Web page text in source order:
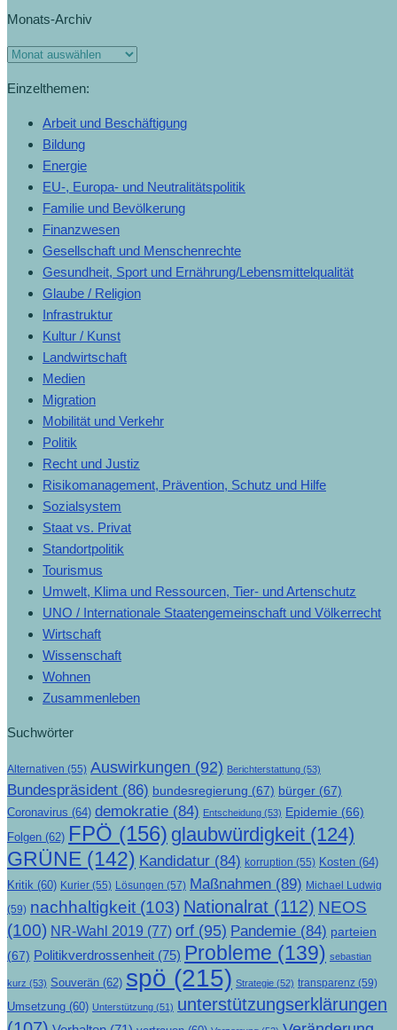
Monats-Archiv
Einzelthemen:
Arbeit und Beschäftigung
Bildung
Energie
EU-, Europa- und Neutralitätspolitik
Familie und Bevölkerung
Finanzwesen
Gesellschaft und Menschenrechte
Gesundheit, Sport und Ernährung/Lebensmittelqualität
Glaube / Religion
Infrastruktur
Kultur / Kunst
Landwirtschaft
Medien
Migration
Mobilität und Verkehr
Politik
Recht und Justiz
Risikomanagement, Prävention, Schutz und Hilfe
Sozialsystem
Staat vs. Privat
Standortpolitik
Tourismus
Umwelt, Klima und Ressourcen, Tier- und Artenschutz
UNO / Internationale Staatengemeinschaft und Völkerrecht
Wirtschaft
Wissenschaft
Wohnen
Zusammenleben
Suchwörter
Alternativen (55) Auswirkungen (92) Berichterstattung (53)
Bundespräsident (86) bundesregierung (67) bürger (67)
Coronavirus (64) demokratie (84) Entscheidung (53) Epidemie (66)
Folgen (62) FPÖ (156) glaubwürdigkeit (124)
GRÜNE (142) Kandidatur (84) korruption (55) Kosten (64)
Kritik (60) Kurier (55) Lösungen (57) Maßnahmen (89) Michael Ludwig
(59) nachhaltigkeit (103) Nationalrat (112) NEOS
(100) NR-Wahl 2019 (77) orf (95) Pandemie (84) parteien
(67) Politikverdrossenheit (75) Probleme (139) sebastian
kurz (53) Souverän (62) spö (215) Strategie (52) transparenz (59)
Umsetzung (60) Unterstützung (51) unterstützungserklärungen